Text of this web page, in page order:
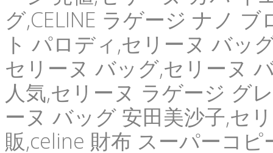
グ,CELINE ラゲージ ナノ
ト パロディ,セリーヌ バッ
セリーヌ バッグ,セリーヌ
人気,セリーヌ ラゲージ グ
ーヌ バッグ 安田美沙子,セ
販,celine 財布 スーパーコ